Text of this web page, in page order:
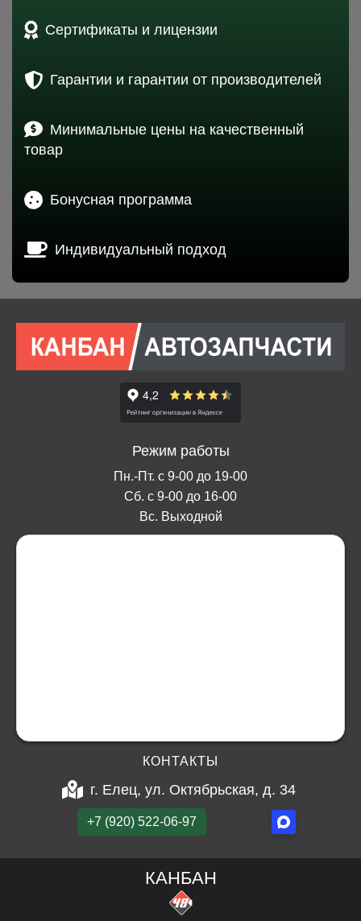
Сертификаты и лицензии
Гарантии и гарантии от производителей
Минимальные цены на качественный
товар
Бонусная программа
Индивидуальный подход
Режим работы
Пн.-Пт. с 9-00 до 19-00
Сб. с 9-00 до 16-00
Вс. Выходной
КОНТАКТЫ
г. Елец, ул. Октябрьская, д. 34
+7 (920) 522-06-97
КАНБАН